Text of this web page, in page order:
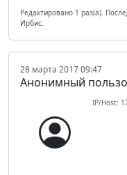
Редактировано 1 раз(а).
Ирбис.
28 марта 2017 09:47
Анонимный
IP/Host: